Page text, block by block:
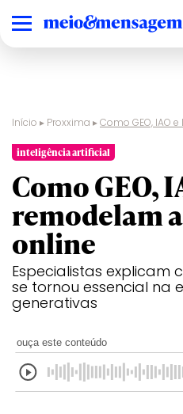
Início ▸ Proxxima ▸Como GEO, IAO
inteligência artificial
Como GEO,
remodelam
online
Especialistas explicam
se tornou essencial na
generativas
ouça este conteúdo